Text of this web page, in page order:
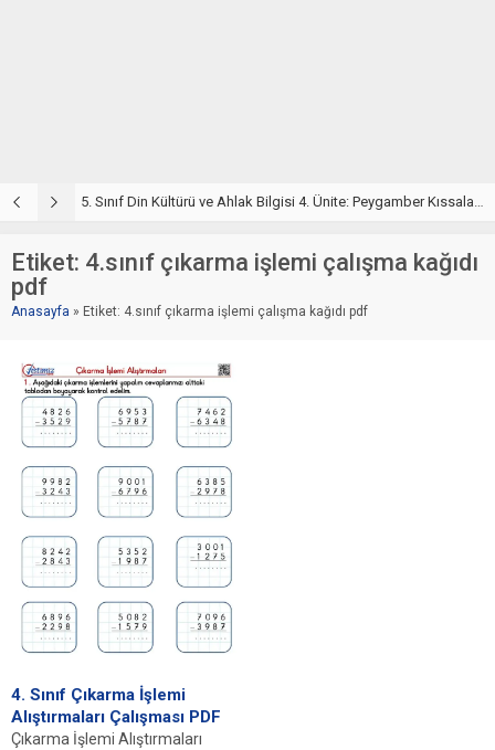
5. Sınıf Peygamber Kıssaları Ünite Testi – Online Çöz
Etiket: 4.sınıf çıkarma işlemi çalışma kağıdı
pdf
Anasayfa » Etiket: 4.sınıf çıkarma işlemi çalışma kağıdı pdf
4. Sınıf Çıkarma İşlemi
Alıştırmaları Çalışması PDF
Çıkarma İşlemi Alıştırmaları